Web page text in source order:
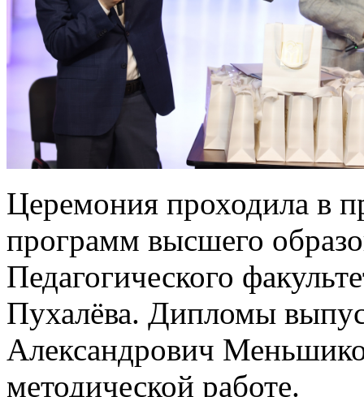
Церемония проходила в
программ высшего
Педагогического
Пухалёва. Дипломы
Александрович
методической работе.